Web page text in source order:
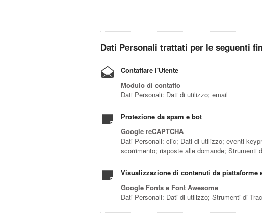
Dati Personali trattati per le seguenti
Contattare l'Utente
Modulo di contatto
Dati Personali: Dati di utilizzo; email
Protezione da spam e bot
Google reCAPTCHA
Dati Personali: clic; Dati di utilizzo; eventi
scorrimento; risposte alle domande; Strumenti
Visualizzazione di contenuti da piattaforme
Google Fonts e Font Awesome
Dati Personali: Dati di utilizzo; Strumenti di